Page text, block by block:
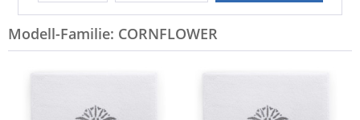
Modell-Familie: CORNFLOWER